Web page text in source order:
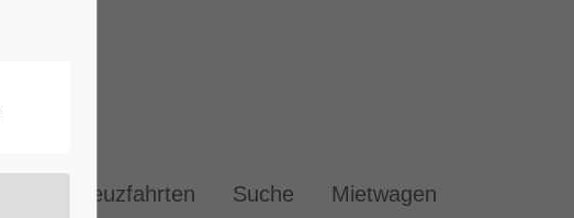
Kreuzfahrten Suche Mietwagen